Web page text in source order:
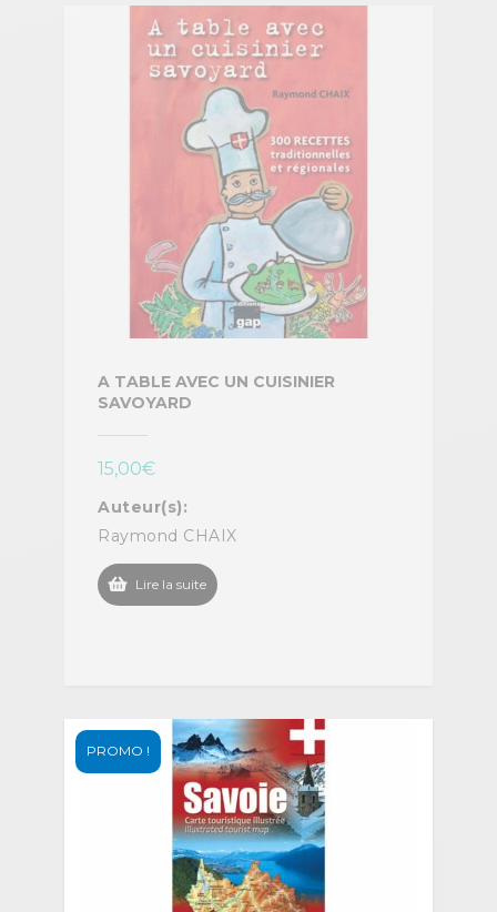
A TABLE AVEC UN CUISINIER
SAVOYARD
15,00€
Auteur(s):
Raymond CHAIX
Lire la suite
PROMO !